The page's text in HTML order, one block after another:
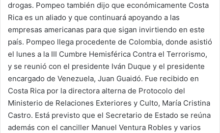
drogas. Pompeo también dijo que económicamente Costa
Rica es un aliado y que continuará apoyando a las
empresas americanas para que sigan invirtiendo en este
país. Pompeo llega procedente de Colombia, donde asistió
el lunes a la III Cumbre Hemisférica Contra el Terrorismo,
y se reunió con el presidente Iván Duque y el presidente
encargado de Venezuela, Juan Guaidó. Fue recibido en
Costa Rica por la directora alterna de Protocolo del
Ministerio de Relaciones Exteriores y Culto, María Cristina
Castro. Está previsto que el Secretario de Estado se reúna
además con el canciller Manuel Ventura Robles y varios